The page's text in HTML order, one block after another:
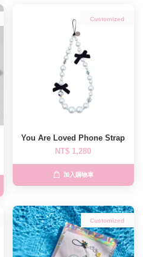
Customized
You Are Loved Phone Strap
NT$ 1,280
加入購物車
Customized